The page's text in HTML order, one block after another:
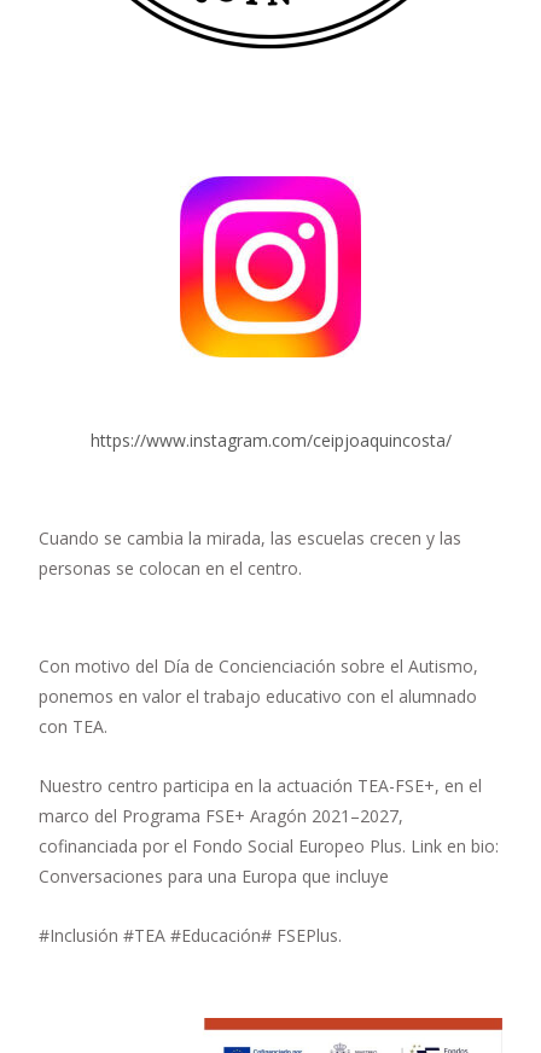
https://www.instagram.com/ceipjoaquincosta/
Cuando se cambia la mirada, las escuelas crecen y las
personas se colocan en el centro.
Con motivo del Día de Concienciación sobre el Autismo,
ponemos en valor el trabajo educativo con el alumnado
con TEA.
Nuestro centro participa en la actuación TEA-FSE+, en el
marco del Programa FSE+ Aragón 2021–2027,
cofinanciada por el Fondo Social Europeo Plus. Link en bio:
Conversaciones para una Europa que incluye
#Inclusión #TEA #Educación# FSEPlus.